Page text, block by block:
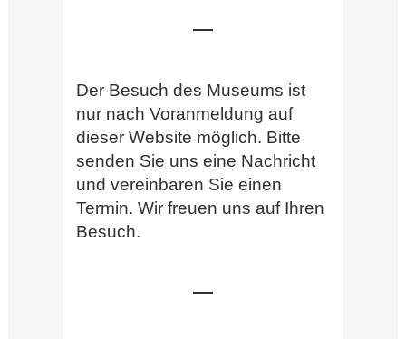
Der Besuch des Museums ist
nur nach Voranmeldung auf
dieser Website möglich. Bitte
senden Sie uns eine Nachricht
und vereinbaren Sie einen
Termin. Wir freuen uns auf Ihren
Besuch.